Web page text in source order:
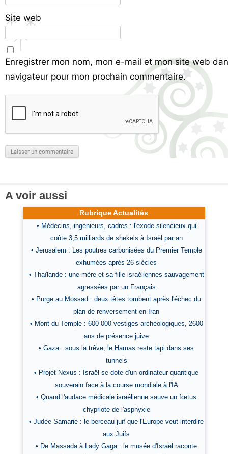
Site web
Enregistrer mon nom, mon e-mail et mon site web
navigateur pour mon prochain commentaire.
A voir aussi
Rubrique Actualités
• Médecins, ingénieurs, cadres : l'exode silencieux qui
coûte 3,5 milliards de shekels à Israël par an
• Jerusalem : Les poutres carbonisées du Premier Temple
exhumées après 26 siècles
• Thaïlande : une mère et sa fille israéliennes sauvagement
agressées par un Français
• Purge au Mossad : deux têtes tombent après l'échec du
plan de renversement en Iran
• Mont du Temple : 600 000 vestiges archéologiques, 2600
ans de présence juive
• Gaza : sous la trêve, le Hamas reste tapi dans ses
tunnels
• Projet Nexus : Israël se dote d'un ordinateur quantique
souverain face à la course mondiale à l'IA
• Quand l'audace médicale israélienne sauve un fœtus
chypriote de l'asphyxie
• Judée-Samarie : le berceau juif que l'Europe veut interdire
aux Juifs
• De Massada à Lady Gaga : le musée d'Israël raconte